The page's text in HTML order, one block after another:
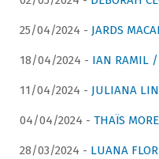
25/04/2024 - JARDS
18/04/2024 - IAN RAMIL
11/04/2024 - JULIANA
04/04/2024 - THAÏS
28/03/2024 - LUANA